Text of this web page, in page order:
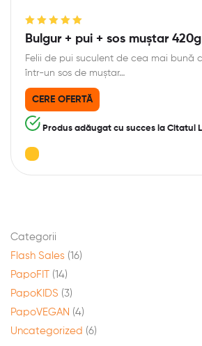
Evaluat la
din 5
Bulgur + pui + sos muștar 420g
Felii de pui suculent de cea mai bună
într-un sos de muștar…
CERE OFERTĂ
Produs adăugat cu succes la Citatul
Categorii
Flash Sales (16)
PapoFIT
(14)
PapoKIDS (3)
PapoVEGAN (4)
Uncategorized (6)